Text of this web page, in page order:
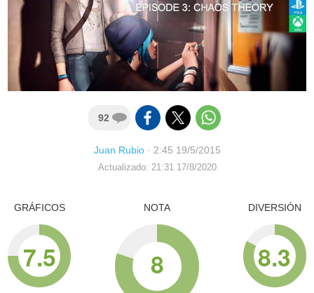
92
Juan Rubio· 2:45 19/5/2015
Actualizado: 21:31 17/8/2020
GRÁFICOS
7.5
NOTA
8
DIVERSIÓN
8.3